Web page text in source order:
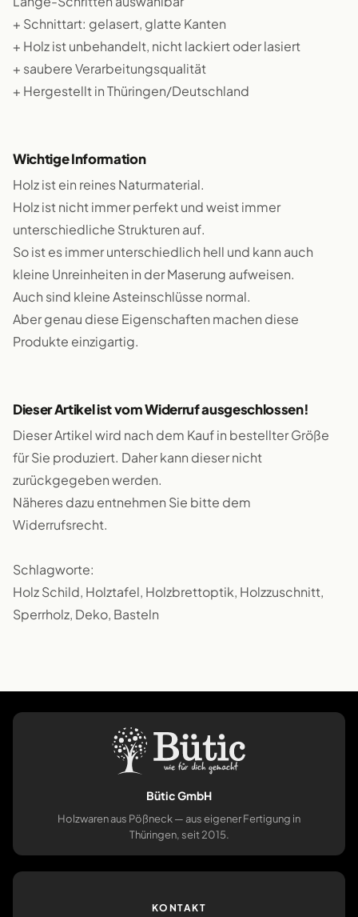
+ Schnittart: gelasert, glatte Kanten
+ Holz ist unbehandelt, nicht lackiert oder lasiert
+ saubere Verarbeitungsqualität
+ Hergestellt in Thüringen/Deutschland
Wichtige Information
Holz ist ein reines Naturmaterial.
Holz ist nicht immer perfekt und weist immer
unterschiedliche Strukturen auf.
So ist es immer unterschiedlich hell und kann auch
kleine Unreinheiten in der Maserung aufweisen.
Auch sind kleine Asteinschlüsse normal.
Aber genau diese Eigenschaften machen diese
Produkte einzigartig.
Dieser Artikel ist vom Widerruf ausgeschlossen!
Dieser Artikel wird nach dem Kauf in bestellter Größe
für Sie produziert. Daher kann dieser nicht
zurückgegeben werden.
Näheres dazu entnehmen Sie bitte dem
Widerrufsrecht.
Schlagworte:
Holz Schild, Holztafel, Holzbrettoptik, Holzzuschnitt,
Sperrholz, Deko, Basteln
Bütic GmbH
Holzwaren aus Pößneck — aus eigener Fertigung in
Thüringen, seit 2015.
KONTAKT